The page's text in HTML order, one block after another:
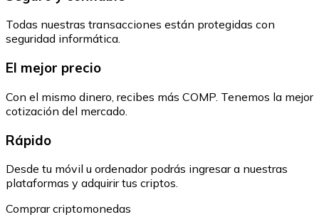
Todas nuestras transacciones están protegidas con
seguridad informática.
El mejor precio
Con el mismo dinero, recibes más COMP. Tenemos la mejor
cotización del mercado.
Rápido
Desde tu móvil u ordenador podrás ingresar a nuestras
plataformas y adquirir tus criptos.
Comprar criptomonedas